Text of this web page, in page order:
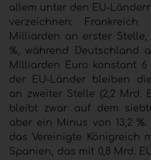
allem unter den EU-
verzeichnen:
Milliarden an erster
%, während Deutschland
Milliarden Euro konstant 6
der EU-Länder bleiben
an zweiter Stelle (2,2 Mrd.
bleibt zwar auf dem
aber ein Minus von 13,2
das Vereinigte Königreich
Spanien, das mit 0,8 Mrd.